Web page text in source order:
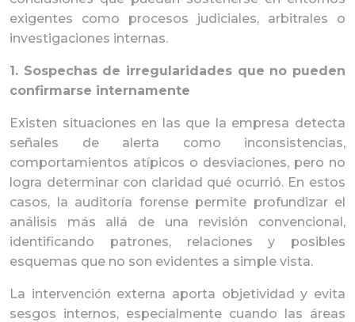
exigentes como procesos judiciales, arbitrales o
investigaciones internas.
1. Sospechas de irregularidades que no pueden
confirmarse internamente
Existen situaciones en las que la empresa detecta
señales de alerta como inconsistencias,
comportamientos atípicos o desviaciones, pero no
logra determinar con claridad qué ocurrió. En estos
casos, la auditoría forense permite profundizar el
análisis más allá de una revisión convencional,
identificando patrones, relaciones y posibles
esquemas que no son evidentes a simple vista.
La intervención externa aporta objetividad y evita
sesgos internos, especialmente cuando las áreas